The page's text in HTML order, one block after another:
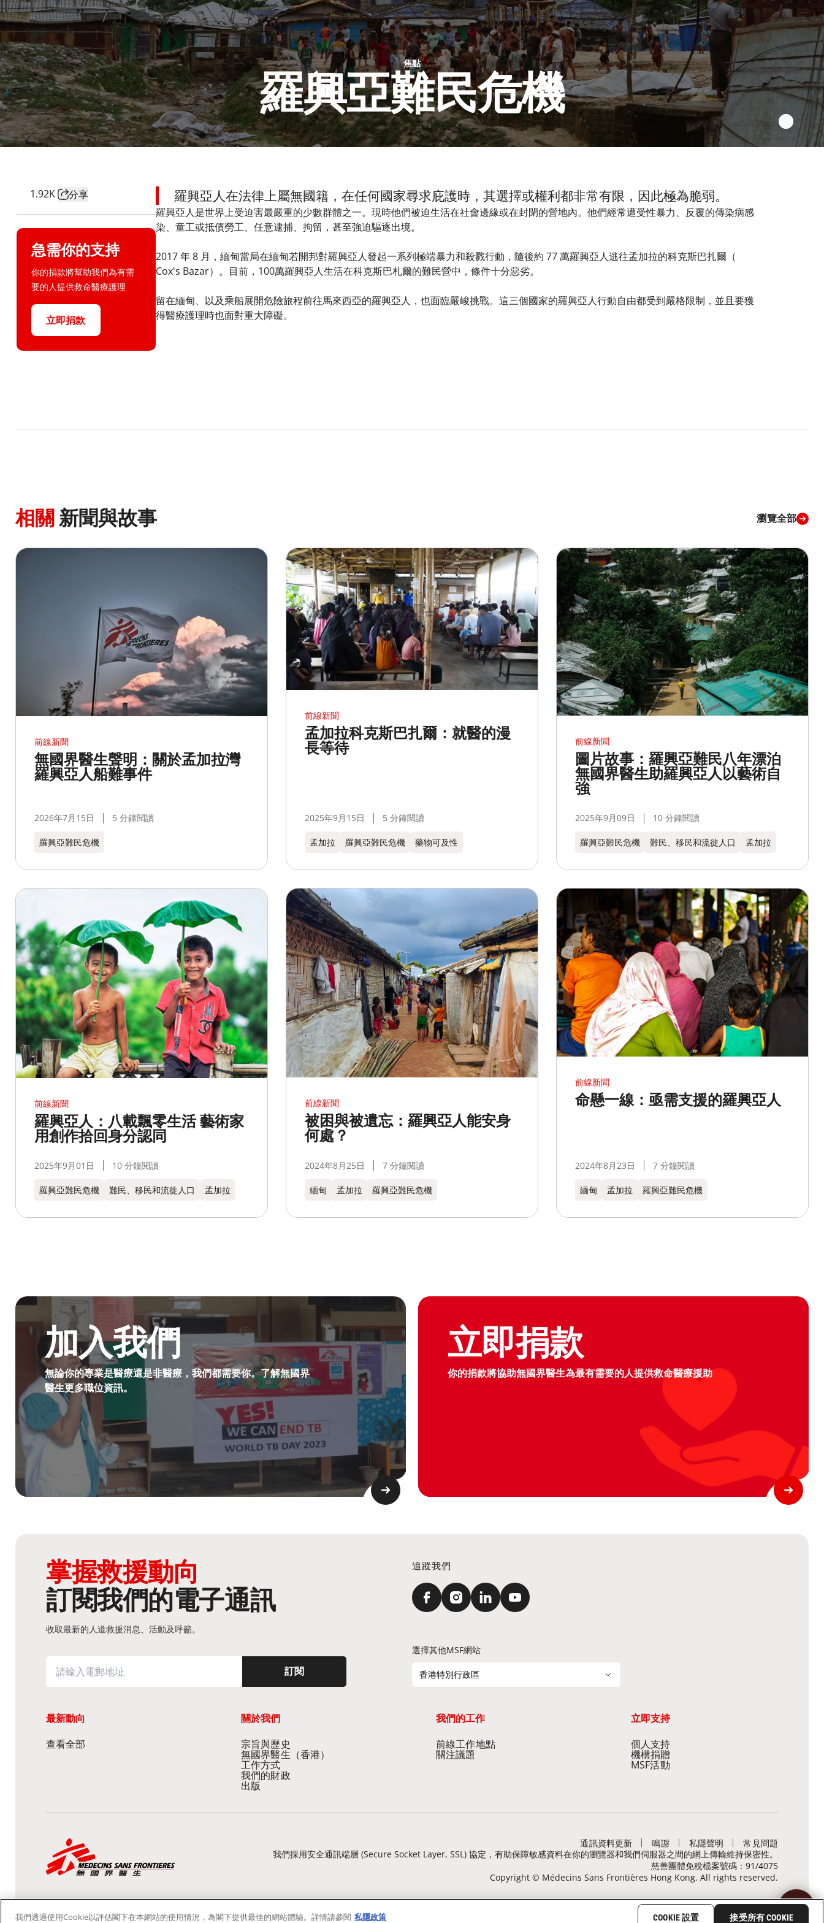
焦點
羅興亞難民危機
1.92K 分享
急需你的支持
你的捐款將幫助我們為有需
要的人提供救命醫療護理
立即捐款
羅興亞人在法律上屬無國籍，在任何國家尋求庇護時，其選擇或權利都非常有限，因此極為脆弱。
羅興亞人是世界上受迫害最嚴重的少數群體之一。現時他們被迫生活在社會邊緣或在封閉的營地內。他們經常遭受性暴力、反覆的傳染病感
染、童工或抵債勞工、任意逮捕、拘留，甚至強迫驅逐出境。
2017 年 8 月，緬甸當局在緬甸若開邦對羅興亞人發起一系列極端暴力和殺戮行動，隨後約 77 萬羅興亞人逃往孟加拉的科克斯巴扎爾（
Cox's Bazar）。目前，100萬羅興亞人生活在科克斯巴札爾的難民營中，條件十分惡劣。
留在緬甸、以及乘船展開危險旅程前往馬來西亞的羅興亞人，也面臨嚴峻挑戰。這三個國家的羅興亞人行動自由都受到嚴格限制，並且要獲
得醫療護理時也面對重大障礙。
相關 新聞與故事 瀏覽全部
前線新聞
無國界醫生聲明：關於孟加拉灣
羅興亞人船難事件
2026年7月15日 5 分鐘閱讀
羅興亞難民危機
前線新聞
孟加拉科克斯巴扎爾：就醫的漫
長等待
2025年9月15日 5 分鐘閱讀
孟加拉​ 羅興亞難民危機 藥物可及性
前線新聞
圖片故事：羅興亞難民八年漂泊
無國界醫生助羅興亞人以藝術自
強
2025年9月09日 10 分鐘閱讀
羅興亞難民危機 難民、移民和流徙人口 孟加拉​
前線新聞
羅興亞人：八載飄零生活 藝術家
用創作拾回身分認同
2025年9月01日 10 分鐘閱讀
羅興亞難民危機 難民、移民和流徙人口 孟加拉​
前線新聞
被困與被遺忘：羅興亞人能安身
何處？
2024年8月25日 7 分鐘閱讀
緬甸 孟加拉​ 羅興亞難民危機
前線新聞
命懸一線：亟需支援的羅興亞人
2024年8月23日 7 分鐘閱讀
緬甸 孟加拉​ 羅興亞難民危機
加入我們
無論你的專業是醫療還是非醫療，我們都需要你。了解無國界
醫生更多職位資訊。​
成為無國界無援人員​
立即捐款
你的捐款將協助無國界醫生為最有需要的人提供救命醫療援助
Graphic of hand with heart logo
掌握救援動向
訂閱我們的電子通訊
收取最新的人道救援消息、活動及呼籲。
訂閱
追蹤我們
選擇其他MSF網站
香港特別行政區
最新動向
查看全部
關於我們
宗旨與歷史​
無國界醫生（香港）​
工作方式
我們的財政
出版
我們的工作
前線工作地點​
關注議題
立即支持
個人支持
機構捐贈
MSF活動
通訊資料更新 鳴謝 私隱聲明
常見問題
我們採用安全通訊端層 (Secure Socket Layer, SSL) 協定，有助保障敏感資料在你的瀏覽器和我們伺服器之間的網上傳輸維持保密性。
慈善團體免稅檔案號碼：91/4075
Copyright © Médecins Sans Frontières Hong Kong. All rights reserved.
我們透過使用Cookie以評估閣下在本網站的使用情況，為閣下提供最佳的網站體驗。詳情請參閱 私隱政策 COOKIE 設置 接受所有 COOKIE